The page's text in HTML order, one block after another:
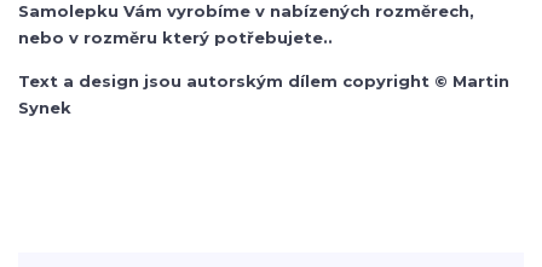
Samolepku Vám vyrobíme v nabízených rozměrech,
nebo v rozměru který potřebujete..
Text a design jsou autorským dílem copyright © Martin
Synek